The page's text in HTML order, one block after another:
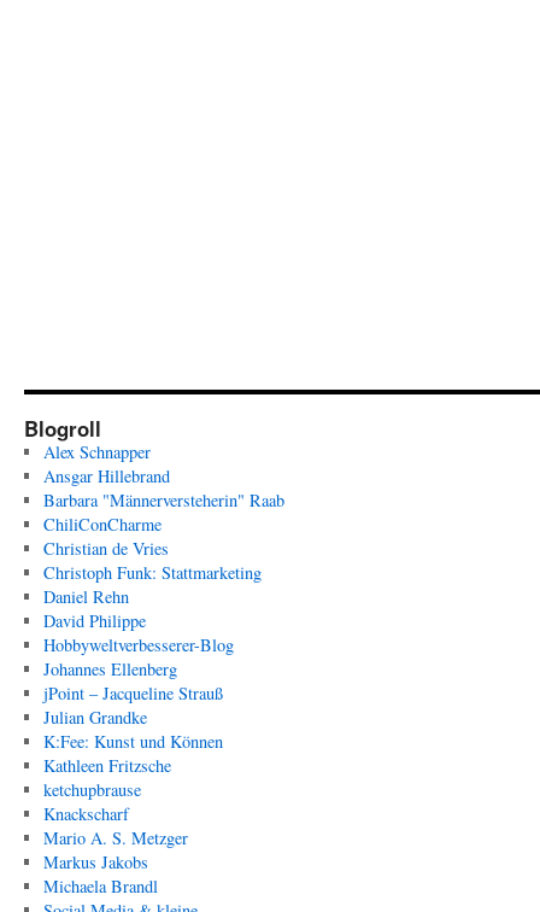
Blogroll
Alex Schnapper
Ansgar Hillebrand
Barbara "Männerversteherin" Raab
ChiliConCharme
Christian de Vries
Christoph Funk: Stattmarketing
Daniel Rehn
David Philippe
Hobbyweltverbesserer-Blog
Johannes Ellenberg
jPoint – Jacqueline Strauß
Julian Grandke
K:Fee: Kunst und Können
Kathleen Fritzsche
ketchupbrause
Knackscharf
Mario A. S. Metzger
Markus Jakobs
Michaela Brandl